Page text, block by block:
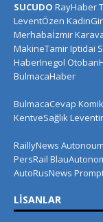
SUCUDO RayHaber
LeventÖzen
Merhabaİzmir
MakineTamirIptidai
HaberInegol
BulmacaHaber
BulmacaCevap
KentveSağlık
RaillyNews
PersRail
AutoRusNews
LISANLAR